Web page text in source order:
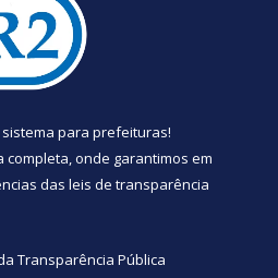
sistema para prefeituras!
completa, onde garantimos em
das leis de transparência
Transparência Pública